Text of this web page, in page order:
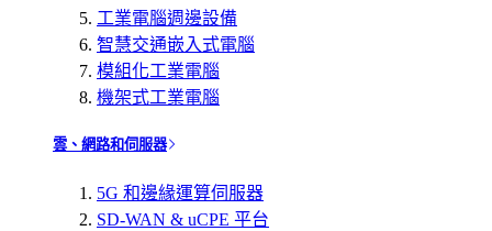
工業電腦週邊設備
智慧交通嵌入式電腦
模組化工業電腦
機架式工業電腦
雲、網路和伺服器
5G 和邊緣運算伺服器
SD-WAN & uCPE 平台